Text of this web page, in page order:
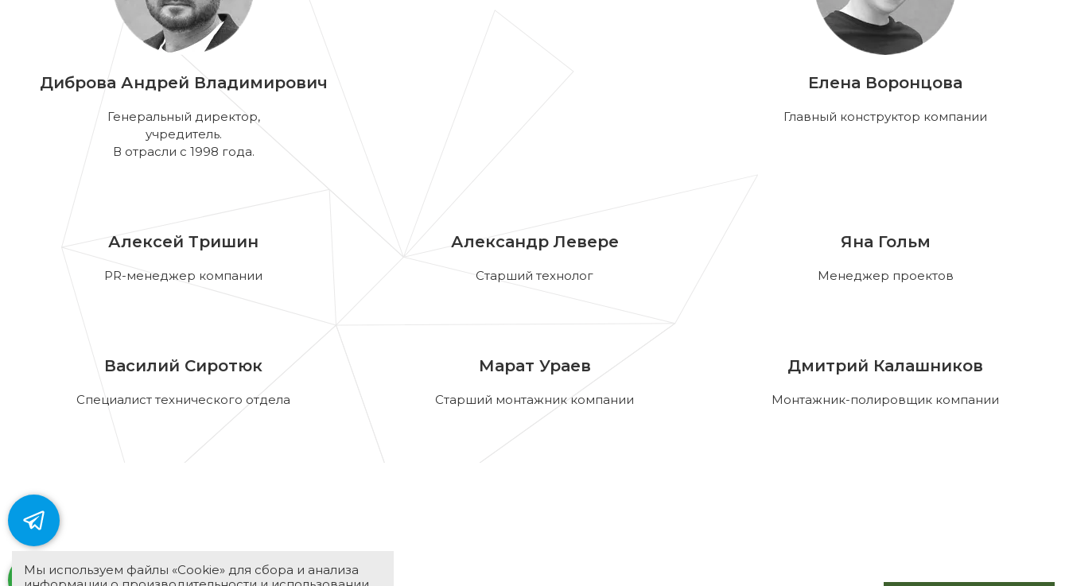
Диброва Андрей Владимирович
Генеральный директор,
учредитель.
В отрасли с 1998 года.
Елена Воронцова
Главный конструктор компании
Алексей Тришин
PR-менеджер компании
Александр Левере
Старший технолог
Яна Гольм
Менеджер проектов
Василий Сиротюк
Специалист технического отдела
Марат Ураев
Старший монтажник компании
Дмитрий Калашников
Монтажник-полировщик компании
Мы используем файлы «Cookie» для сбора и анализа